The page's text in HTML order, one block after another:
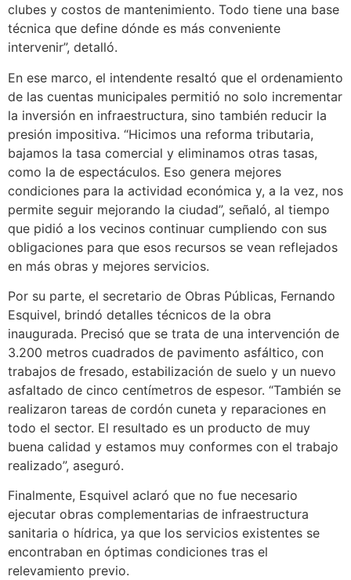
clubes y costos de mantenimiento. Todo tiene una base
técnica que define dónde es más conveniente
intervenir”, detalló.
En ese marco, el intendente resaltó que el ordenamiento
de las cuentas municipales permitió no solo incrementar
la inversión en infraestructura, sino también reducir la
presión impositiva. “Hicimos una reforma tributaria,
bajamos la tasa comercial y eliminamos otras tasas,
como la de espectáculos. Eso genera mejores
condiciones para la actividad económica y, a la vez, nos
permite seguir mejorando la ciudad”, señaló, al tiempo
que pidió a los vecinos continuar cumpliendo con sus
obligaciones para que esos recursos se vean reflejados
en más obras y mejores servicios.
Por su parte, el secretario de Obras Públicas, Fernando
Esquivel, brindó detalles técnicos de la obra
inaugurada. Precisó que se trata de una intervención de
3.200 metros cuadrados de pavimento asfáltico, con
trabajos de fresado, estabilización de suelo y un nuevo
asfaltado de cinco centímetros de espesor. “También se
realizaron tareas de cordón cuneta y reparaciones en
todo el sector. El resultado es un producto de muy
buena calidad y estamos muy conformes con el trabajo
realizado”, aseguró.
Finalmente, Esquivel aclaró que no fue necesario
ejecutar obras complementarias de infraestructura
sanitaria o hídrica, ya que los servicios existentes se
encontraban en óptimas condiciones tras el
relevamiento previo.